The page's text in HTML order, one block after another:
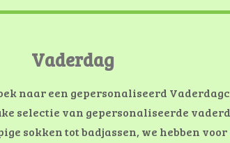
Vaderdag
naar een gepersonaliseerd
selectie van gepersonaliseerde
sokken tot badjassen, we hebben